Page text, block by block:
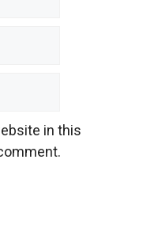
in this